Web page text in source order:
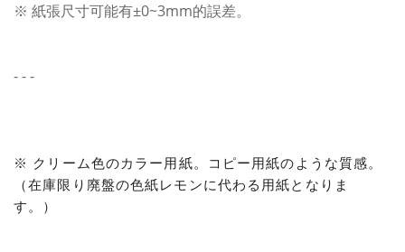
※ 紙張尺寸可能有±0~3mm的誤差。
- - -
※ クリーム色のカラー用紙。コピー用紙のような質感。
（在庫限り廃盤の色紙レモンに代わる用紙となりま
す。）